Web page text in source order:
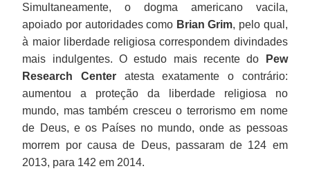
Simultaneamente, o dogma americano vacila,
apoiado por autoridades como Brian Grim, pelo qual,
à maior liberdade religiosa correspondem divindades
mais indulgentes. O estudo mais recente do
Pew
Research Center atesta exatamente o contrário:
aumentou a proteção da liberdade religiosa no
mundo, mas também cresceu o terrorismo em nome
de Deus, e os Países no mundo, onde as pessoas
morrem por causa de Deus, passaram de 124 em
2013, para 142 em 2014.